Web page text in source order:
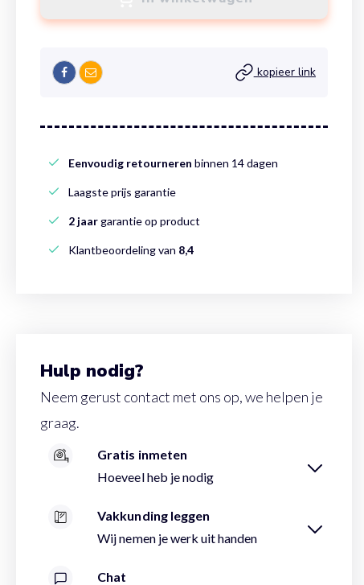
kopieer link
Eenvoudig retourneren binnen 14 dagen
Laagste prijs garantie
2 jaargarantie op product
Klantbeoordeling van 8,4
Hulp nodig?
Neem gerust contact met ons op, we helpen je
graag.
Gratis inmeten
Hoeveel heb je nodig
Vakkunding leggen
Wij nemen je werk uit handen
Chat